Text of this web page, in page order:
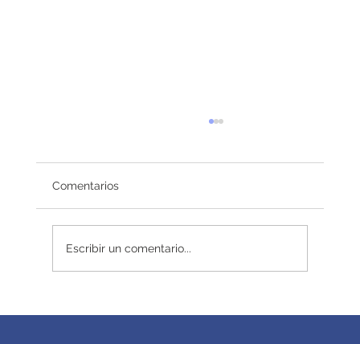
Comentarios
Escribir un comentario...